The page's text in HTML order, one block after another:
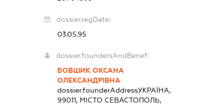
dossier.regDate:
03.05.95
dossier.foundersAndBenef:
БОВШИК ОКСАНА
ОЛЕКСАНДРІВНА
dossier.founderAddressУКРАЇНА,
99011, МІСТО СЕВАСТОПОЛЬ,